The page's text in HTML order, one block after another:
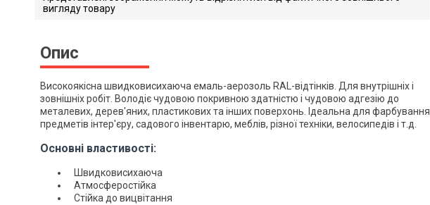
вигляду товару
Опис
Високоякісна швидковисихаюча емаль-аерозоль RAL-відтінків. Для внутрішніх і
зовнішніх робіт. Володіє чудовою покривною здатністю і чудовою адгезію до
металевих, дерев'яних, пластикових та інших поверхонь. Ідеальна для фарбування
предметів інтер'єру, садового інвентарю, меблів, різної техніки, велосипедів і т.д.
Основні властивості:
Швидковисихаюча
Атмосферостійка
Стійка до вицвітання